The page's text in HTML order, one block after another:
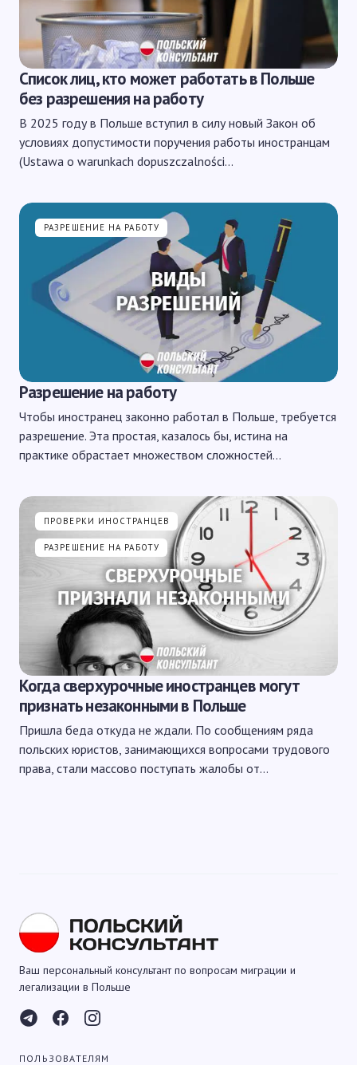
Список лиц, кто может работать в Польше
без разрешения на работу
В 2025 году в Польше вступил в силу новый Закон об
условиях допустимости поручения работы иностранцам
(Ustawa o warunkach dopuszczalności…
РАЗРЕШЕНИЕ НА РАБОТУ
Разрешение на работу
Чтобы иностранец законно работал в Польше, требуется
разрешение. Эта простая, казалось бы, истина на
практике обрастает множеством сложностей…
ПРОВЕРКИ ИНОСТРАНЦЕВ
РАЗРЕШЕНИЕ НА РАБОТУ
Когда сверхурочные иностранцев могут
признать незаконными в Польше
Пришла беда откуда не ждали. По сообщениям ряда
польских юристов, занимающихся вопросами трудового
права, стали массово поступать жалобы от…
Ваш персональный консультант по вопросам миграции и
легализации в Польше
ПОЛЬЗОВАТЕЛЯМ